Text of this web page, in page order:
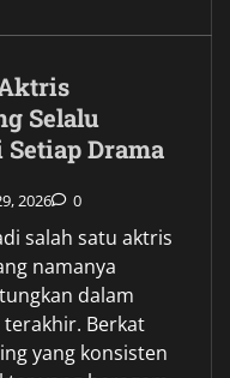
Selalu
Drama
2026 0
salah satu aktris
namanya
dalam
Berkat
yang konsisten